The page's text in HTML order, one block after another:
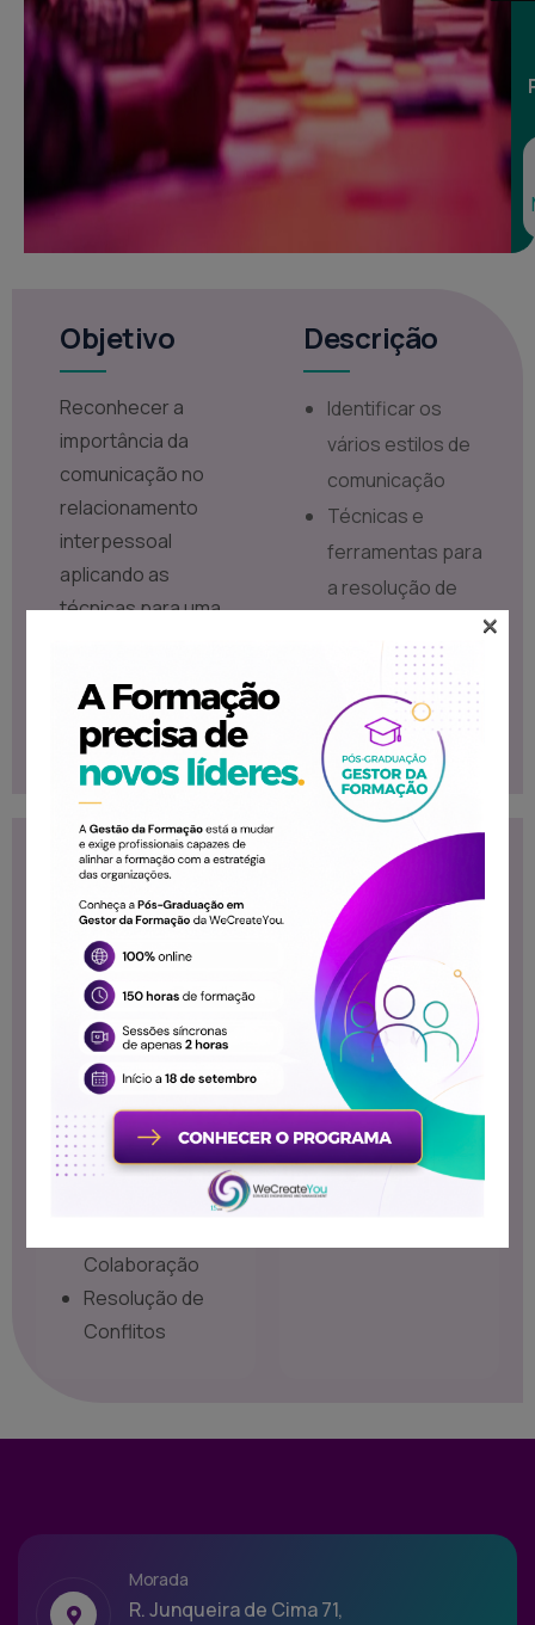
Objetivo
Reconhecer a
importância da
comunicação no
relacionamento
interpessoal
aplicando as
técnicas para uma
contexto
organizacional.
Descrição
Identificar os
vários estilos de
comunicação
Técnicas e
ferramentas para
a resolução de
Vantagens de
trabalho em
equipa
Conteúdo
Programático
Importância da
Comunicação no
Ambiente de
Trabalho
Técnicas de
Comunicação
Eficaz
Colaboração
Resolução de
Conflitos
Destinatários
Este curso destina-
se ao público em
geral.
Morada
R. Junqueira de Cima 71,
×